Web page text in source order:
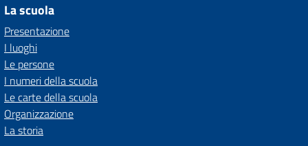
La scuola
Presentazione
I luoghi
Le persone
I numeri della scuola
Le carte della scuola
Organizzazione
La storia